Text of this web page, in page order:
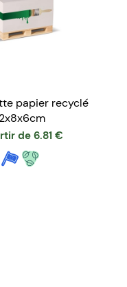
papier recyclé
de6.81 €